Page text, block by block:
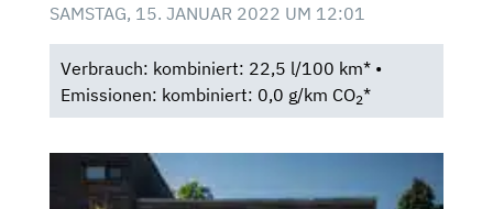
SAMSTAG, 15. JANUAR 2022 UM 12:01
Verbrauch: kombiniert: 22,5 l/100 km* •
Emissionen: kombiniert: 0,0 g/km CO2*